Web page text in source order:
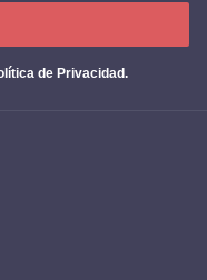
de Privacidad.